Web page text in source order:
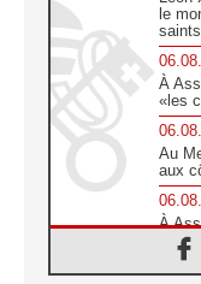
le
À
«les
Au
aux
À